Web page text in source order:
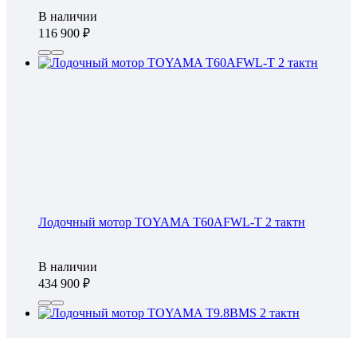
В наличии
116 900
Лодочный мотор TOYAMA T60AFWL-T 2 тактн
В наличии
434 900